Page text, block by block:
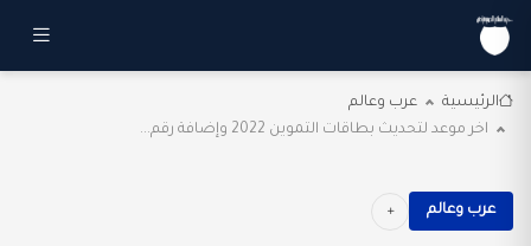
الرئيسية
عرب وعالم
اخر موعد لتحديث بطاقات التموين 2022 وإضافة رقم...
عرب وعالم